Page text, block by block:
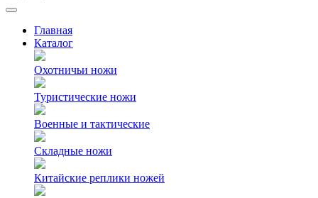
Главная
Каталог
Охотничьи ножи
Туристические ножи
Военные и тактические
Складные ножи
Китайские реплики ножей